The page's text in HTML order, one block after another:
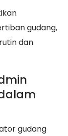
gudang,
dan
gudang